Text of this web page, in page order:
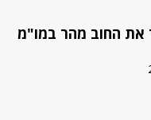
את החוב מהר במו"מ